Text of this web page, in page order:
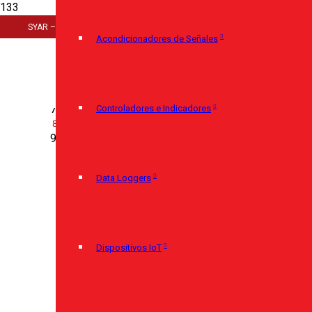
SYAR – Cerro Largo 920 – 11100 Montevideo – (+598) 29085350
Acondicionadores de Señales
Controladores e Indicadores
Data Loggers
Dispositivos IoT
Manómetros